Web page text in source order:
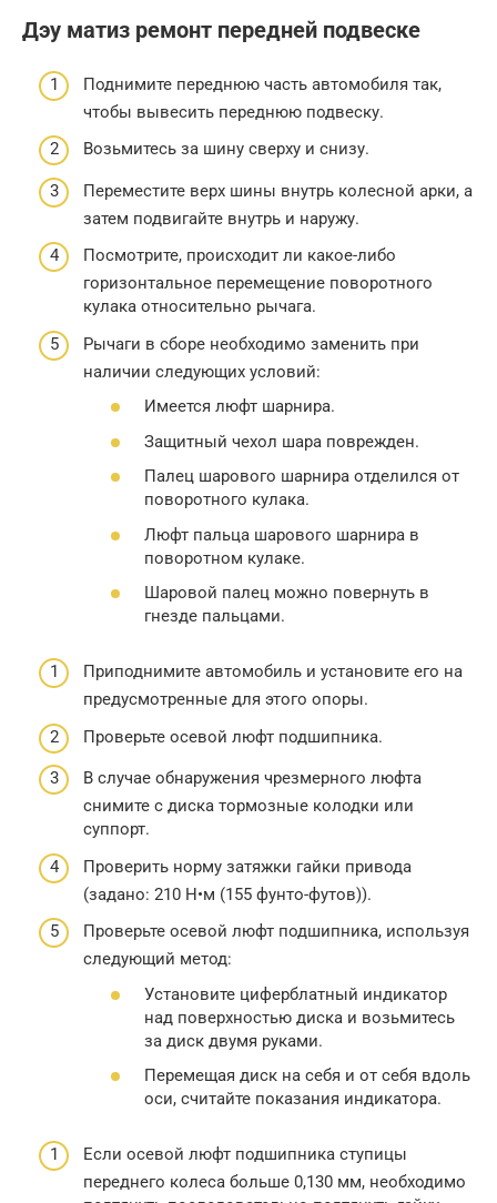
Дэу матиз ремонт передней подвеске
Поднимите переднюю часть автомобиля так,
чтобы вывесить переднюю подвеску.
Возьмитесь за шину сверху и снизу.
Переместите верх шины внутрь колесной арки, а
затем подвигайте внутрь и наружу.
Посмотрите, происходит ли какое-либо
горизонтальное перемещение поворотного
кулака относительно рычага.
Рычаги в сборе необходимо заменить при
наличии следующих условий:
Имеется люфт шарнира.
Защитный чехол шара поврежден.
Палец шарового шарнира отделился от
поворотного кулака.
Люфт пальца шарового шарнира в
поворотном кулаке.
Шаровой палец можно повернуть в
гнезде пальцами.
Приподнимите автомобиль и установите его на
предусмотренные для этого опоры.
Проверьте осевой люфт подшипника.
В случае обнаружения чрезмерного люфта
снимите с диска тормозные колодки или
суппорт.
Проверить норму затяжки гайки привода
(задано: 210 Н•м (155 фунто-футов)).
Проверьте осевой люфт подшипника, используя
следующий метод:
Установите циферблатный индикатор
над поверхностью диска и возьмитесь
за диск двумя руками.
Перемещая диск на себя и от себя вдоль
оси, считайте показания индикатора.
Если осевой люфт подшипника ступицы
переднего колеса больше 0,130 мм, необходимо